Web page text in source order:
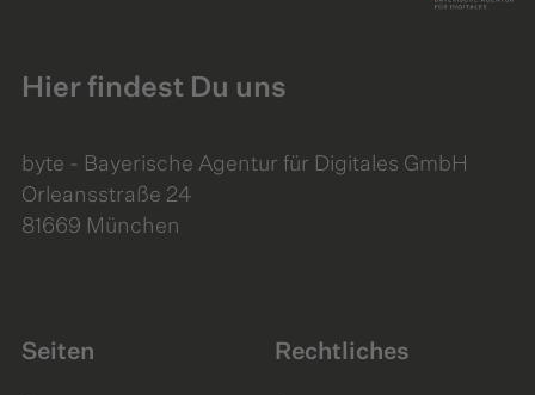
Hier findest Du uns
byte - Bayerische Agentur für Digitales GmbH
Orleansstraße 24
81669 München
Seiten Rechtliches